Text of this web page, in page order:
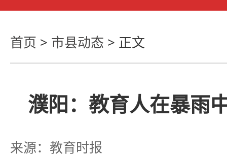
首页 > 市县动态 > 正文
濮阳：教育人在暴雨
来源：教育时报